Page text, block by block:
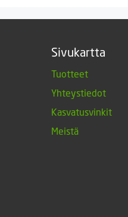
Sivukartta
Tuotteet
Yhteystiedot
Kasvatusvinkit
Meistä